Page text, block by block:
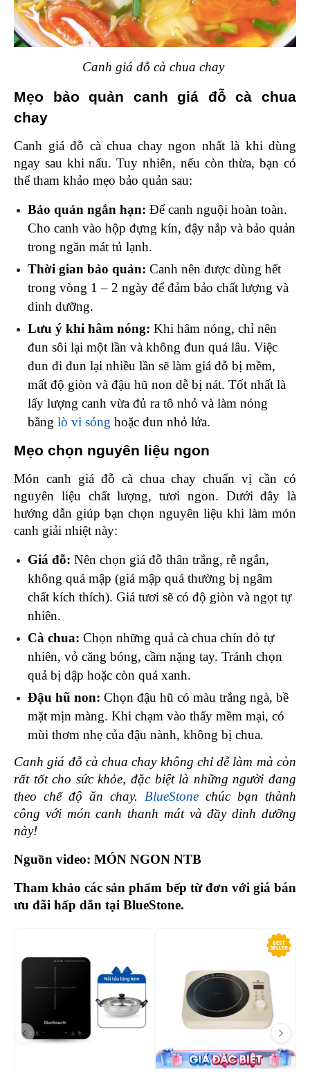
Canh giá đỗ cà chua chay
Mẹo bảo quản canh giá đỗ cà chua
chay
Canh giá đỗ cà chua chay ngon nhất là khi dùng
ngay sau khi nấu. Tuy nhiên, nếu còn thừa, bạn có
thể tham khảo mẹo bảo quản sau:
Bảo quản ngắn hạn: Để canh nguội hoàn toàn.
Cho canh vào hộp đựng kín, đậy nắp và bảo quản
trong ngăn mát tủ lạnh.
Thời gian bảo quản: Canh nên được dùng hết
trong vòng 1 – 2 ngày để đảm bảo chất lượng và
dinh dưỡng.
Lưu ý khi hâm nóng: Khi hâm nóng, chỉ nên
đun sôi lại một lần và không đun quá lâu. Việc
đun đi đun lại nhiều lần sẽ làm giá đỗ bị mềm,
mất độ giòn và đậu hũ non dễ bị nát. Tốt nhất là
lấy lượng canh vừa đủ ra tô nhỏ và làm nóng
bằng lò vi sóng hoặc đun nhỏ lửa.
Mẹo chọn nguyên liệu ngon
Món canh giá đỗ cà chua chay chuẩn vị cần có
nguyên liệu chất lượng, tươi ngon. Dưới đây là
hướng dẫn giúp bạn chọn nguyên liệu khi làm món
canh giải nhiệt này:
Giá đỗ: Nên chọn giá đỗ thân trắng, rễ ngắn,
không quá mập (giá mập quá thường bị ngâm
chất kích thích). Giá tươi sẽ có độ giòn và ngọt tự
nhiên.
Cà chua: Chọn những quả cà chua chín đỏ tự
nhiên, vỏ căng bóng, cầm nặng tay. Tránh chọn
quả bị dập hoặc còn quá xanh.
Đậu hũ non: Chọn đậu hũ có màu trắng ngà, bề
mặt mịn màng. Khi chạm vào thấy mềm mại, có
mùi thơm nhẹ của đậu nành, không bị chua.
Canh giá đỗ cà chua chay không chỉ dễ làm mà còn
rất tốt cho sức khỏe, đặc biệt là những người đang
theo chế độ ăn chay. BlueStone chúc bạn thành
công với món canh thanh mát và đầy dinh dưỡng
này!
Nguồn video: MÓN NGON NTB
Tham khảo các sản phẩm bếp từ đơn với giá bán
ưu đãi hấp dẫn tại BlueStone.